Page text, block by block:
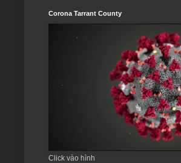
Corona Tarrant County
Click vào hình